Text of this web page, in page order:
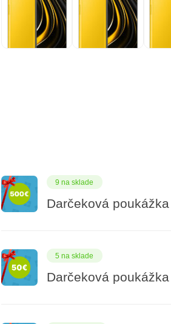
9 na sklade
Darčeková
5 na sklade
Darčeková